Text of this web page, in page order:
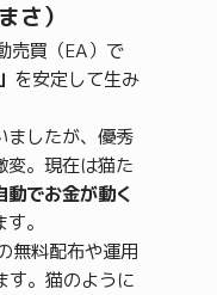
さ）
売買（EA）で
を安定して生み
ましたが、優秀
変。現在は猫た
動でお金が動く
。
無料配布や運用
す。猫のように